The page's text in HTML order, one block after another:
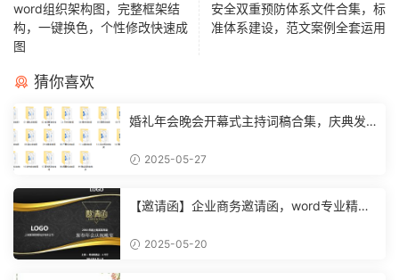
word组织架构图，完整框架结
构，一键换色，个性修改快速成
图
安全双重预防体系文件合集，标
准体系建设，范文案例全套运用
猜你喜欢
婚礼年会晚会开幕式主持词稿合集，庆典发
2025-05-27
【邀请函】企业商务邀请函，word专业精致
2025-05-20